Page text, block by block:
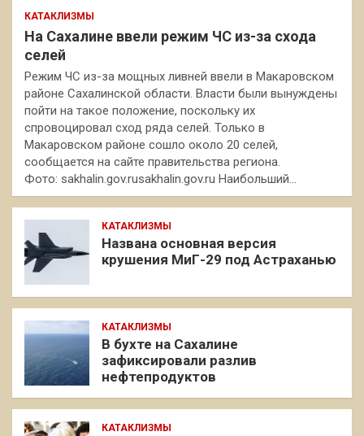
КАТАКЛИЗМЫ
На Сахалине ввели режим ЧС из-за схода
селей
Режим ЧС из-за мощных ливней ввели в Макаровском
районе Сахалинской области. Власти были вынуждены
пойти на такое положение, поскольку их
спровоцировал сход ряда селей. Только в
Макаровском районе сошло около 20 селей,
сообщается на сайте правительства региона.
Фото: sakhalin.gov.rusakhalin.gov.ru Наибольший…
КАТАКЛИЗМЫ
Названа основная версия
крушения МиГ-29 под Астраханью
КАТАКЛИЗМЫ
В бухте на Сахалине
зафиксировали разлив
нефтепродуктов
КАТАКЛИЗМЫ